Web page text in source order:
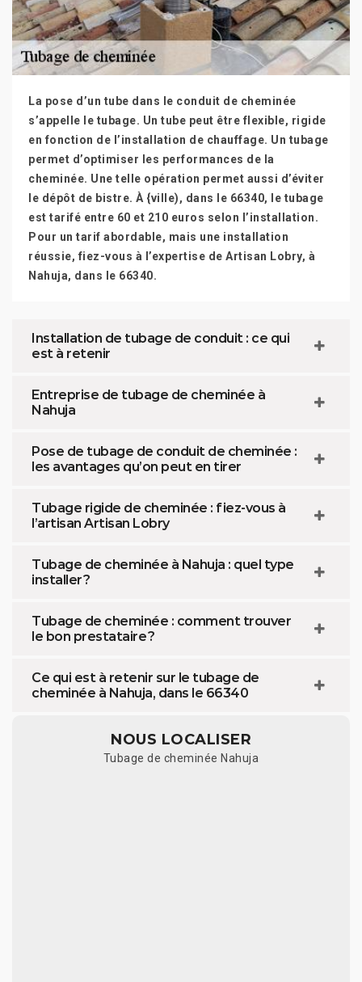
La pose d’un tube dans le conduit de cheminée
s’appelle le tubage. Un tube peut être flexible, rigide
en fonction de l’installation de chauffage. Un tubage
permet d’optimiser les performances de la
cheminée. Une telle opération permet aussi d’éviter
le dépôt de bistre. À {ville), dans le 66340, le tubage
est tarifé entre 60 et 210 euros selon l’installation.
Pour un tarif abordable, mais une installation
réussie, fiez-vous à l’expertise de Artisan Lobry, à
Nahuja, dans le 66340.
Installation de tubage de conduit : ce qui
est à retenir
Entreprise de tubage de cheminée à
Nahuja
Pose de tubage de conduit de cheminée :
les avantages qu’on peut en tirer
Tubage rigide de cheminée : fiez-vous à
l’artisan Artisan Lobry
Tubage de cheminée à Nahuja : quel type
installer ?
Tubage de cheminée : comment trouver
le bon prestataire ?
Ce qui est à retenir sur le tubage de
cheminée à Nahuja, dans le 66340
NOUS LOCALISER
Tubage de cheminée Nahuja